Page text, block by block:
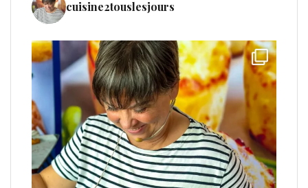
cuisine2touslesjours